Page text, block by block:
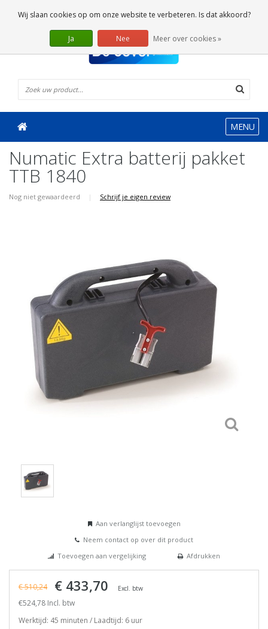
0 Artikelen
MENU
Numatic Extra batterij pakket
TTB 1840
Nog niet gewaardeerd | Schrijf je eigen review
Aan verlanglijst toevoegen
Neem contact op over dit product
Toevoegen aan vergelijking
Afdrukken
€ 510,24 € 433,70 Excl. btw
€524,78 Incl. btw
Werktijd: 45 minuten / Laadtijd: 6 uur
Wij slaan cookies op om onze website te verbeteren. Is dat akkoord?
Ja Nee Meer over cookies »